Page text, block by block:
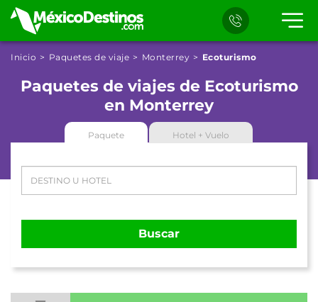
Inicio Paquetes de viaje Monterrey Ecoturismo
Paquetes de viajes de Ecoturismo
en Monterrey
Paquete Hotel + Vuelo
Buscar